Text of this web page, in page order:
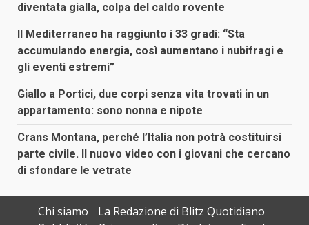
diventata gialla, colpa del caldo rovente
Il Mediterraneo ha raggiunto i 33 gradi: “Sta
accumulando energia, così aumentano i nubifragi e
gli eventi estremi”
Giallo a Portici, due corpi senza vita trovati in un
appartamento: sono nonna e nipote
Crans Montana, perché l’Italia non potrà costituirsi
parte civile. Il nuovo video con i giovani che cercano
di sfondare le vetrate
Chi siamo
La Redazione di Blitz Quotidiano